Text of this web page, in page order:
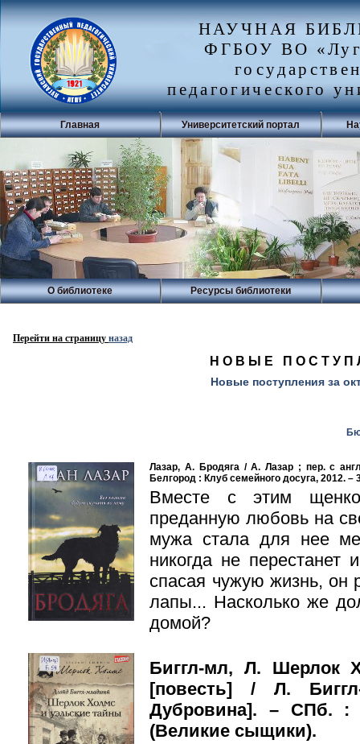
НАУЧНАЯ
ФГБОУ ВО
педагогического
Главная Университетский портал
О библиотеке Ресурсы библиотеки
Перейти на страницу назад
НОВЫЕ
Новые поступления за
Лазар, А. Бродяга / А. Лазар ; пер. с
Белгород : Клуб семейного досуга, 2012. –
Вместе с этим
преданную любовь на
мужа стала для нее
никогда не перестанет
спасая чужую жизнь, он
лапы... Насколько же
домой?
Биггл-мл, Л. Шерлок
[повесть] / Л.
Дубровина]. – СПб. :
(Великие сыщики).